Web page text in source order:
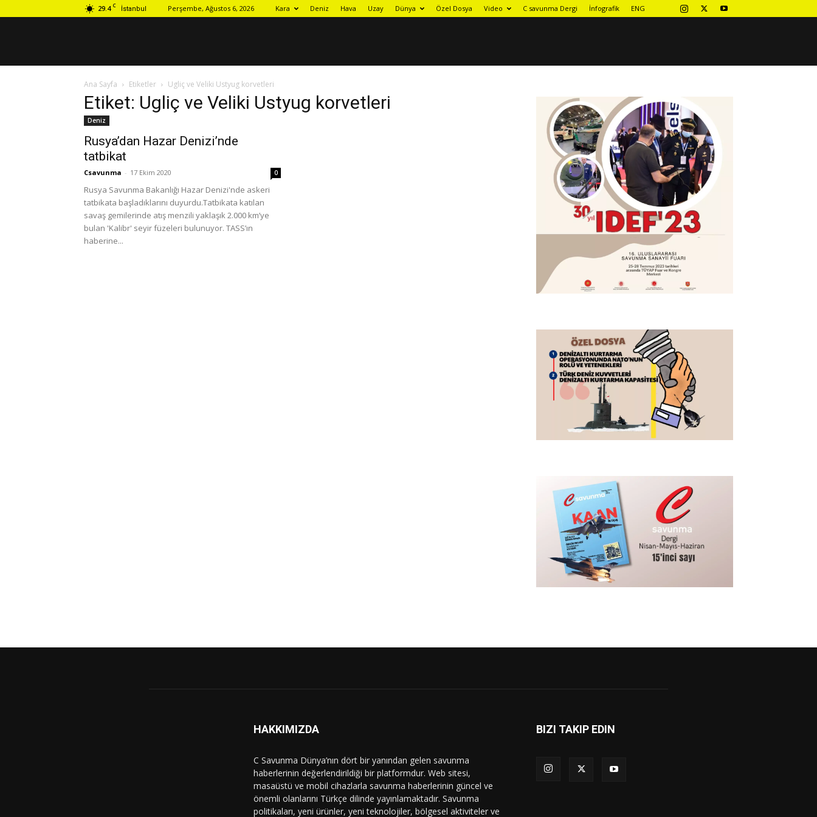
29.4 C İstanbul Perşembe, Ağustos 6, 2026 Kara Deniz Hava Uzay Dünya Özel Dosya Video C savunma Dergi İnfografik ENG
Ana Sayfa Etiketler Ugliç ve Veliki Ustyug korvetleri
Etiket: Ugliç ve Veliki Ustyug korvetleri
Deniz
Rusya’dan Hazar Denizi’nde
tatbikat
Csavunma - 17 Ekim 2020 0
Rusya Savunma Bakanlığı Hazar Denizi'nde askeri
tatbikata başladıklarını duyurdu.Tatbikata katılan
savaş gemilerinde atış menzili yaklaşık 2.000 km’ye
bulan 'Kalibr' seyir füzeleri bulunuyor. TASS’ın
haberine...
HAKKIMIZDA
C Savunma Dünya’nın dört bir yanından gelen savunma
haberlerinin değerlendirildiği bir platformdur. Web sitesi,
masaüstü ve mobil cihazlarla savunma haberlerinin güncel ve
önemli olanlarını Türkçe dilinde yayınlamaktadır. Savunma
politikaları, yeni ürünler, yeni teknolojiler, bölgesel aktiviteler ve
BIZI TAKIP EDIN